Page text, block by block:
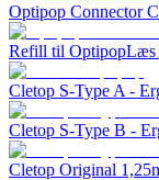
Optipop Connector
Refill til OptipopLæs
Cletop S-Type A -
Cletop S-Type B -
Cletop Original